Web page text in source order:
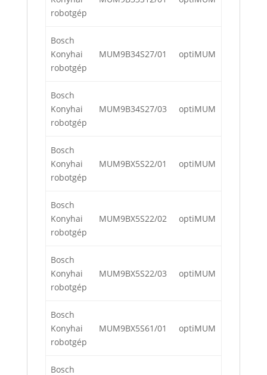
robotgép
Bosch
Konyhai
robotgép
MUM9B34S27/01 optiMUM
Bosch
Konyhai
robotgép
MUM9B34S27/03 optiMUM
Bosch
Konyhai
robotgép
MUM9BX5S22/01 optiMUM
Bosch
Konyhai
robotgép
MUM9BX5S22/02 optiMUM
Bosch
Konyhai
robotgép
MUM9BX5S22/03 optiMUM
Bosch
Konyhai
robotgép
MUM9BX5S61/01 optiMUM
Bosch